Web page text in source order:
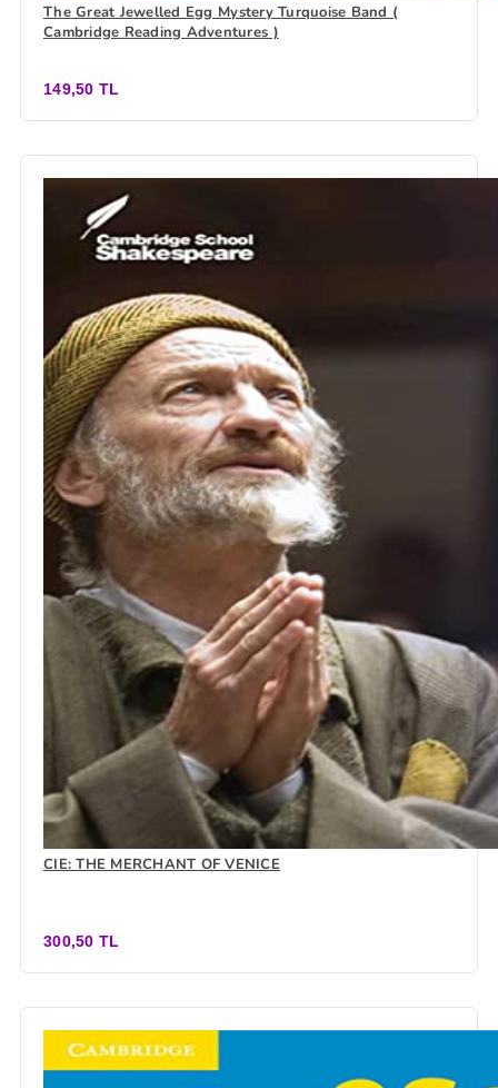
The Great Jewelled Egg Mystery Turquoise Band (
Cambridge Reading Adventures )
149,50 TL
CIE: THE MERCHANT OF VENICE
300,50 TL